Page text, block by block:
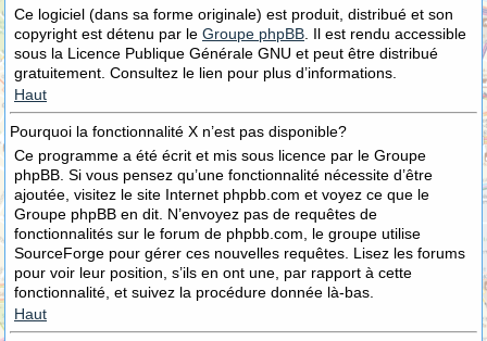
Ce logiciel (dans sa forme originale) est produit, distribué et son
copyright est détenu par le Groupe phpBB . Il est rendu accessible
sous la Licence Publique Générale GNU et peut être distribué
gratuitement. Consultez le lien pour plus d’informations.
Haut
Pourquoi la fonctionnalité X n’est pas disponible?
Ce programme a été écrit et mis sous licence par le Groupe
phpBB. Si vous pensez qu’une fonctionnalité nécessite d’être
ajoutée, visitez le site Internet phpbb.com et voyez ce que le
Groupe phpBB en dit. N’envoyez pas de requêtes de
fonctionnalités sur le forum de phpbb.com, le groupe utilise
SourceForge pour gérer ces nouvelles requêtes. Lisez les forums
pour voir leur position, s’ils en ont une, par rapport à cette
fonctionnalité, et suivez la procédure donnée là-bas.
Haut